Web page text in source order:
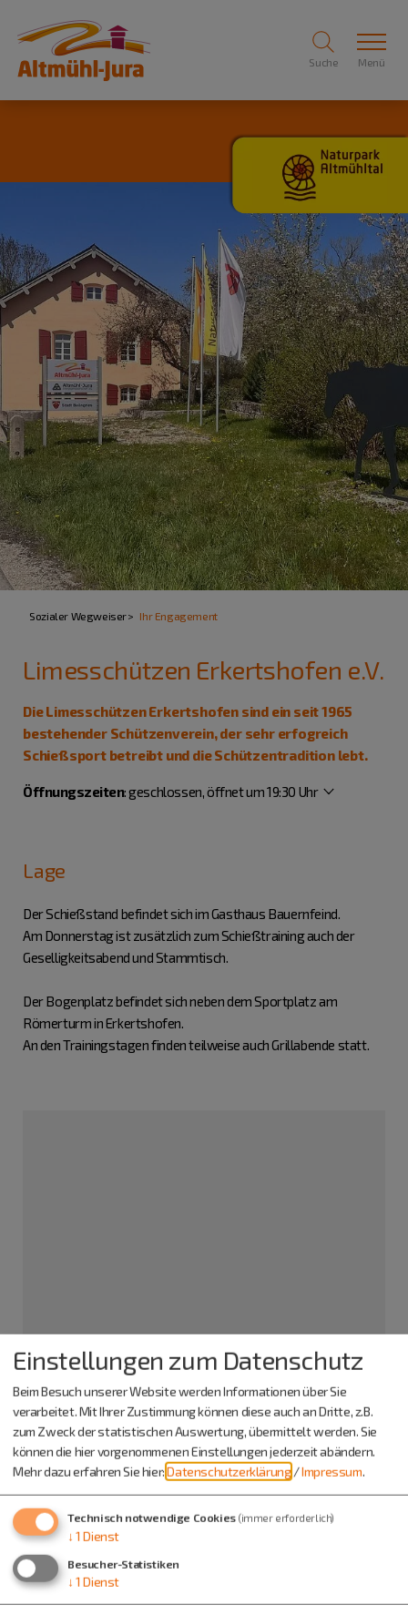
Suche Menü
Sozialer Wegweiser Ihr Engagement
Limesschützen Erkertshofen e.V.
Die Limesschützen Erkertshofen sind ein seit 1965
bestehender Schützenverein, der sehr erfogreich
Schießsport betreibt und die Schützentradition lebt.
Öffnungszeiten:geschlossen, öffnet um 19:30 Uhr
Lage
Der Schießstand befindet sich im Gasthaus Bauernfeind.
Am Donnerstag ist zusätzlich zum Schießtraining auch der
Geselligkeitsabend und Stammtisch.
Der Bogenplatz befindet sich neben dem Sportplatz am
Römerturm in Erkertshofen.
An den Trainingstagen finden teilweise auch Grillabende statt.
Limesschützen Erkertshofen e.V.
Herr Johannes Spiegl
Erkertshofen
Ortsstr. 13
85135 Titting
08423 985806
Einstellungen zum Datenschutz
Beim Besuch unserer Website werden Informationen über Sie
verarbeitet. Mit Ihrer Zustimmung können diese auch an Dritte, z.B.
zum Zweck der statistischen Auswertung, übermittelt werden. Sie
können die hier vorgenommenen Einstellungen jederzeit abändern.
Mehr dazu erfahren Sie hier:Datenschutzerklärung /Impressum.
Technisch notwendige Cookies (immer erforderlich)
↓ 1 Dienst
Besucher-Statistiken
↓ 1 Dienst